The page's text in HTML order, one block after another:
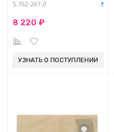
5.762-267.0
8 220 ₽
УЗНАТЬ О ПОСТУПЛЕНИИ